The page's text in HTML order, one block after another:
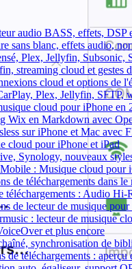
audio BASS, effets, DSP
sans blanc, effets audio,
Plex, Jellyfin, Subsonic,
streaming cloud et gestes
cloud et options de
Plex, Jellyfin, SFTP,
cloud pour iPhone en
Wix en Markdown avec
sur iPhone et Mac avec
cloud pour iPhone et iPad
Synology, nouveaux
: Musique cloud pour
de téléchargements dans le
téléchargements : Audio Hi-
de lecteur de musique
: lecteur de musique
et plus encore
synchronisation de
de téléchargements : aperçu